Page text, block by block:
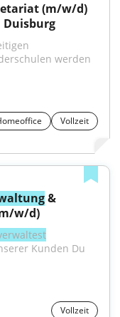
(m/w/d)
Duisburg
werden
Vollzeit
&
w/d)
Kunden Du
Vollzeit